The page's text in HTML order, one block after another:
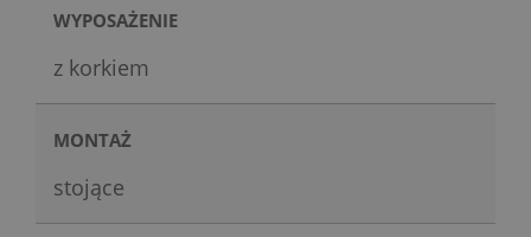
WYPOSAŻENIE
z korkiem
MONTAŻ
stojące